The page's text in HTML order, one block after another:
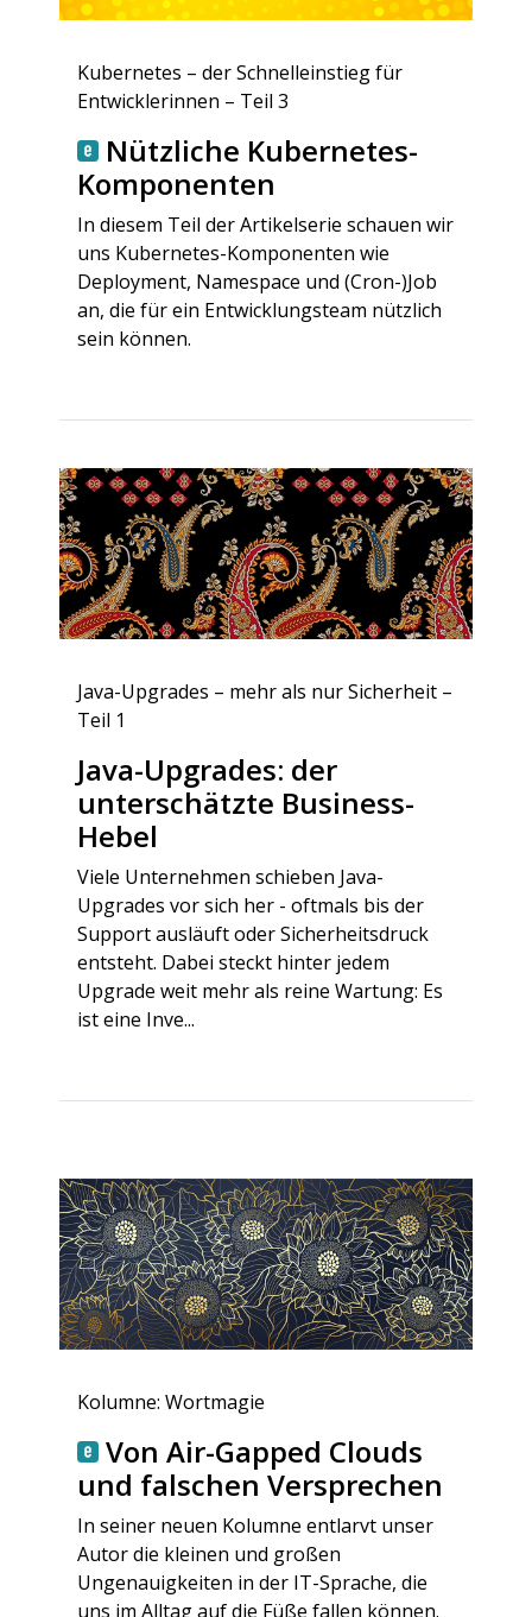
Kubernetes – der Schnelleinstieg für
Entwicklerinnen – Teil 3
Nützliche Kubernetes-
Komponenten
In diesem Teil der Artikelserie schauen wir
uns Kubernetes-Komponenten wie
Deployment, Namespace und (Cron-)Job
an, die für ein Entwicklungsteam nützlich
sein können.
Java-Upgrades – mehr als nur Sicherheit –
Teil 1
Java-Upgrades: der
unterschätzte Business-
Hebel
Viele Unternehmen schieben Java-
Upgrades vor sich her - oftmals bis der
Support ausläuft oder Sicherheitsdruck
entsteht. Dabei steckt hinter jedem
Upgrade weit mehr als reine Wartung: Es
ist eine Inve...
Kolumne: Wortmagie
Von Air-Gapped Clouds
und falschen Versprechen
In seiner neuen Kolumne entlarvt unser
Autor die kleinen und großen
Ungenauigkeiten in der IT-Sprache, die
uns im Alltag auf die Füße fallen können.